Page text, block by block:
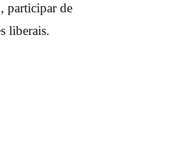
participar de
liberais.